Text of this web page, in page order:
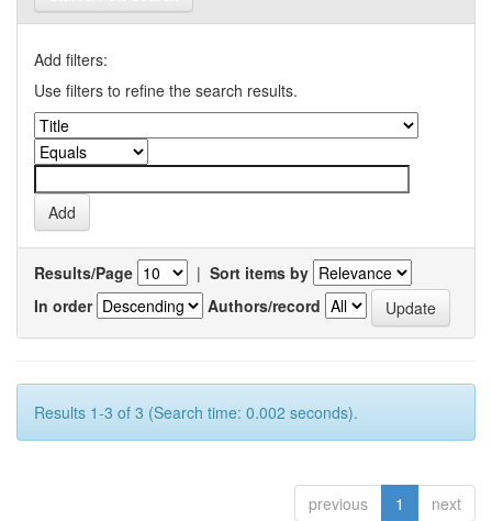
Add filters:
Use filters to refine the search results.
Results/Page | Sort items by
In order
Authors/record
Results 1-3 of 3 (Search time: 0.002 seconds).
previous 1 next